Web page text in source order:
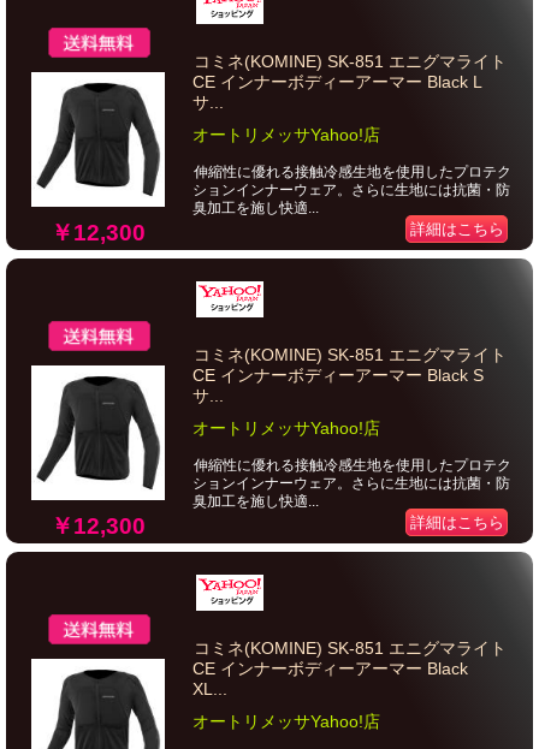
￥12,300
コミネ(KOMINE) SK-851 エニグマライト
CE インナーボディーアーマー Black L
サ...
オートリメッサYahoo!店
伸縮性に優れる接触冷感生地を使用したプロテク
ションインナーウェア。さらに生地には抗菌・防
臭加工を施し快適...
詳細はこちら
￥12,300
コミネ(KOMINE) SK-851 エニグマライト
CE インナーボディーアーマー Black S
サ...
オートリメッサYahoo!店
伸縮性に優れる接触冷感生地を使用したプロテク
ションインナーウェア。さらに生地には抗菌・防
臭加工を施し快適...
詳細はこちら
コミネ(KOMINE) SK-851 エニグマライト
CE インナーボディーアーマー Black
XL...
オートリメッサYahoo!店